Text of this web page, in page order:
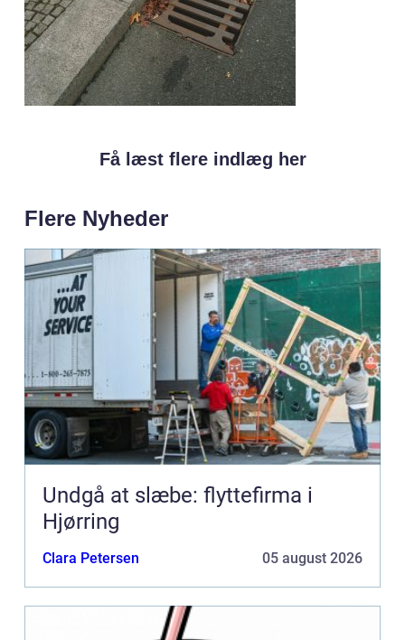
Få læst flere indlæg her
Flere Nyheder
Undgå at slæbe: flyttefirma i
Hjørring
Clara Petersen 05 august 2026